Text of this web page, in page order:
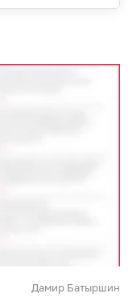
Дамир Батыршин